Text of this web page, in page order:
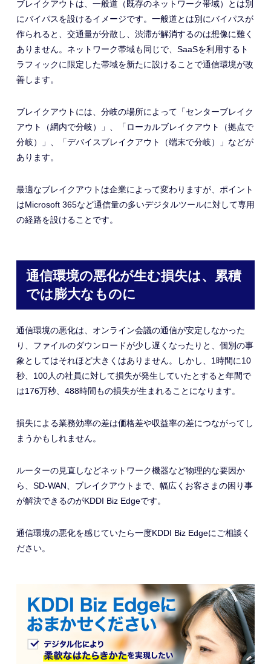
ブレイクアウトは、一般道（既存のネットワーク帯域）とは別
にバイパスを設けるイメージです。一般道とは別にバイパスが
作られると、交通量が分散し、渋滞が解消するのは想像に難く
ありません。ネットワーク帯域も同じで、SaaSを利用するト
ラフィックに限定した帯域を新たに設けることで通信環境が改
善します。
ブレイクアウトには、分岐の場所によって「センターブレイク
アウト（網内で分岐）」、「ローカルブレイクアウト（拠点で
分岐）」、「デバイスブレイクアウト（端末で分岐）」などが
あります。
最適なブレイクアウトは企業によって変わりますが、ポイント
はMicrosoft 365など通信量の多いデジタルツールに対して専用
の経路を設けることです。
通信環境の悪化が生む損失は、累積
では膨大なものに
通信環境の悪化は、オンライン会議の通信が安定しなかった
り、ファイルのダウンロードが少し遅くなったりと、個別の事
象としてはそれほど大きくはありません。しかし、1時間に10
秒、100人の社員に対して損失が発生していたとすると年間で
は176万秒、488時間もの損失が生まれることになります。
損失による業務効率の差は価格差や収益率の差につながってし
まうかもしれません。
ルーターの見直しなどネットワーク機器など物理的な要因か
ら、SD-WAN、ブレイクアウトまで、幅広くお客さまの困り事
が解決できるのがKDDI Biz Edgeです。
通信環境の悪化を感じていたら一度KDDI Biz Edgeにご相談く
ださい。